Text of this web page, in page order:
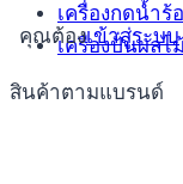
เครื่องกดน้ำร้
เครื่องปั่นผลไม้
สินค้าตามแบรนด์
คุณต้องเข้าสู่ระบบ